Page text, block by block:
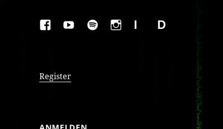
FAKEBOOK
YOUTUBESPOTIFYINSTAGRAM
IMPRESSUM
Register